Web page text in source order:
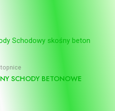
SCHODY BETONOWE